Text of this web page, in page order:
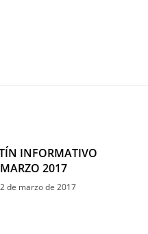
INFORMATIVO
MARZO 2017
de marzo de 2017